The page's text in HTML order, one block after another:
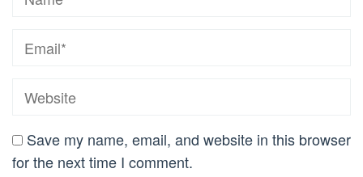
Save my name, email, and website in this browser
for the next time I comment.